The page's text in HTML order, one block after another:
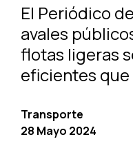
El Periódico
avales
flotas ligeras
eficientes que
Transporte
28 Mayo 2024